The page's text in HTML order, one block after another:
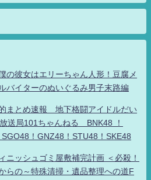
彼女はエリーちゃん人形！豆腐メ
バイターのぬいぐるみ男子末路編
まとめ速報 地下格闘アイドルだい
送局101ちゃんねる BNK48 ！
！GNZ48！STU48！SKE48
ニッシュゴミ屋敷補完計画 ＜必殺！
らの～特殊清掃・遺品整理への道F